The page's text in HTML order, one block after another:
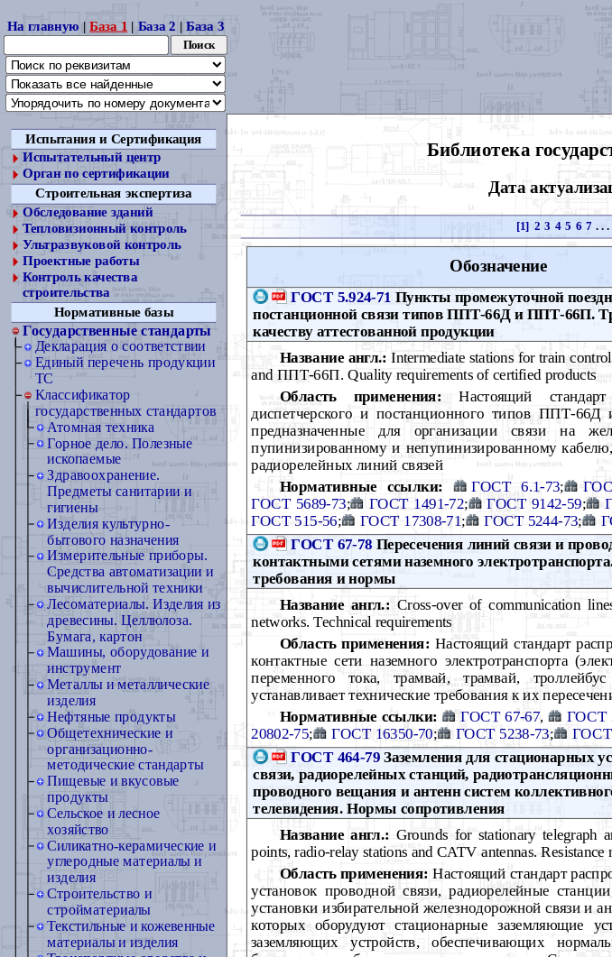
На главную |База 1 | База 2 |База 3
Испытания и Сертификация
Испытательный центр
Орган по сертификации
Строительная экспертиза
Обследование зданий
Тепловизионный контроль
Ультразвуковой контроль
Проектные работы
Контроль качества
строительства
Нормативные базы
Государственные стандарты
Декларация о соответствии
Единый перечень продукции
ТС
Классификатор
государственных стандартов
Атомная техника
Горное дело. Полезные
ископаемые
Здравоохранение.
Предметы санитарии и
гигиены
Изделия культурно-
бытового назначения
Измерительные приборы.
Средства автоматизации и
вычислительной техники
Лесоматериалы. Изделия из
древесины. Целлюлоза.
Бумага, картон
Машины, оборудование и
инструмент
Металлы и металлические
изделия
Нефтяные продукты
Общетехнические и
организационно-
методические стандарты
Пищевые и вкусовые
продукты
Сельское и лесное
хозяйство
Силикатно-керамические и
углеродные материалы и
изделия
Строительство и
стройматериалы
Текстильные и кожевенные
материалы и изделия
Библиотека
Дата
[1] 2 3 4 5 6 7 . . .
Обозначение
ГОСТ 5.924-71 Пункты промежуточной
постанционной связи типов ППТ-66Д и ППТ-66П.
качеству аттестованной продукции
Название англ.: Intermediate stations for train
and ППТ-66П. Quality requirements of certified products
Область применения: Настоящий
диспетчерского и постанционного типов ППТ-
предназначенные для организации связи на
пупинизированному и непупинизированному
радиорелейных линий связей
Нормативные ссылки: ГОСТ 6.1-73;
ГОСТ 5689-73; ГОСТ 1491-72; ГОСТ 9142-59;
ГОСТ 515-56; ГОСТ 17308-71; ГОСТ 5244-73;
ГОСТ 67-78 Пересечения линий связи и
контактными сетями наземного
требования и нормы
Название англ.:Cross-over of communication
networks. Technical requirements
Область применения: Настоящий стандарт
контактные сети наземного электротранспорта
переменного тока, трамвай, трамвай,
устанавливает технические требования к их
Нормативные ссылки:
ГОСТ 67-67, ГОСТ
20802-75; ГОСТ 16350-70; ГОСТ 5238-73; ГОСТ
ГОСТ 464-79Заземления для стационарных
связи, радиорелейных станций,
проводного вещания и антенн систем
телевидения. Нормы сопротивления
Название англ.: Grounds for stationary telegraph
points, radio-relay stations and CATV antennas. Resistance
Область применения: Настоящий стандарт
установок проводной связи, радиорелейные
установки избирательной железнодорожной связи и
которых оборудуют стационарные заземляющие
заземляющих устройств, обеспечивающих